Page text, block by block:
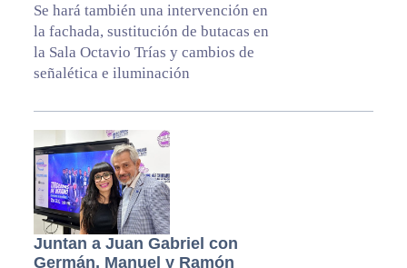
Se hará también una intervención en
la fachada, sustitución de butacas en
la Sala Octavio Trías y cambios de
señalética e iluminación
Juntan a Juan Gabriel con
Germán, Manuel y Ramón